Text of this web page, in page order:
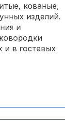
кованые,
изделий.
и
и в гостевых